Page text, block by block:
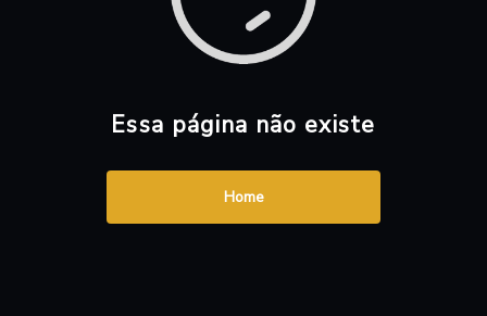
Essa página não existe
Home